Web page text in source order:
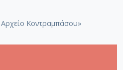
Κοντραμπάσου»